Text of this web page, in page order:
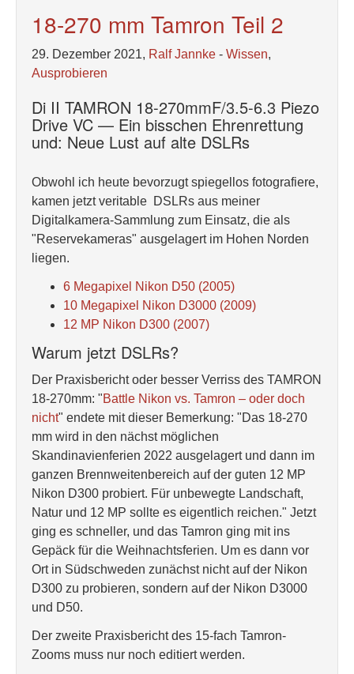
18-270 mm Tamron Teil 2
29. Dezember 2021, Ralf Jannke - Wissen,
Ausprobieren
Di II TAMRON 18-270mmF/3.5-6.3 Piezo
Drive VC — Ein bisschen Ehrenrettung
und: Neue Lust auf alte DSLRs
Obwohl ich heute bevorzugt spiegellos fotografiere,
kamen jetzt veritable DSLRs aus meiner
Digitalkamera-Sammlung zum Einsatz, die als
"Reservekameras" ausgelagert im Hohen Norden
liegen.
6 Megapixel Nikon D50 (2005)
10 Megapixel Nikon D3000 (2009)
12 MP Nikon D300 (2007)
Warum jetzt DSLRs?
Der Praxisbericht oder besser Verriss des TAMRON
18-270mm: "Battle Nikon vs. Tamron – oder doch
nicht" endete mit dieser Bemerkung: "Das 18-270
mm wird in den nächst möglichen
Skandinavienferien 2022 ausgelagert und dann im
ganzen Brennweitenbereich auf der guten 12 MP
Nikon D300 probiert. Für unbewegte Landschaft,
Natur und 12 MP sollte es eigentlich reichen." Jetzt
ging es schneller, und das Tamron ging mit ins
Gepäck für die Weihnachtsferien. Um es dann vor
Ort in Südschweden zunächst nicht auf der Nikon
D300 zu probieren, sondern auf der Nikon D3000
und D50.
Der zweite Praxisbericht des 15-fach Tamron-
Zooms muss nur noch editiert werden.